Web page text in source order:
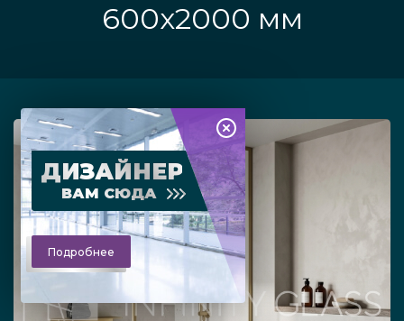
600х2000 мм
ДИЗАЙНЕР
ВАМ СЮДА
Подробнее